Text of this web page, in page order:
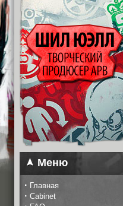
Меню
· Главная
· Cabinet